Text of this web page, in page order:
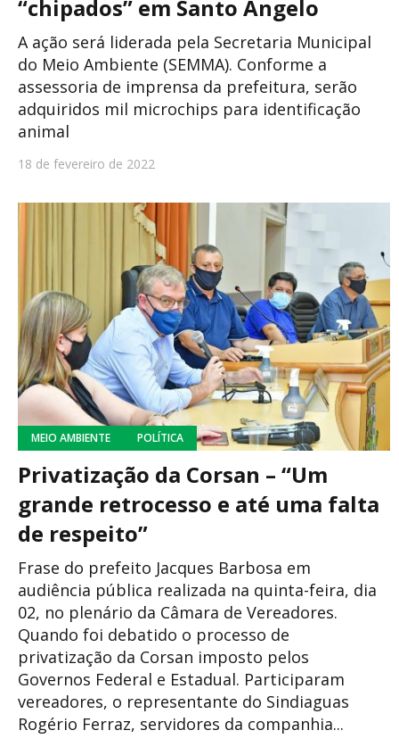
“chipados” em Santo Ângelo
A ação será liderada pela Secretaria Municipal
do Meio Ambiente (SEMMA). Conforme a
assessoria de imprensa da prefeitura, serão
adquiridos mil microchips para identificação
animal
18 de fevereiro de 2022
MEIO AMBIENTE POLÍTICA
Privatização da Corsan – “Um
grande retrocesso e até uma falta
de respeito”
Frase do prefeito Jacques Barbosa em
audiência pública realizada na quinta-feira, dia
02, no plenário da Câmara de Vereadores.
Quando foi debatido o processo de
privatização da Corsan imposto pelos
Governos Federal e Estadual. Participaram
vereadores, o representante do Sindiaguas
Rogério Ferraz, servidores da companhia...